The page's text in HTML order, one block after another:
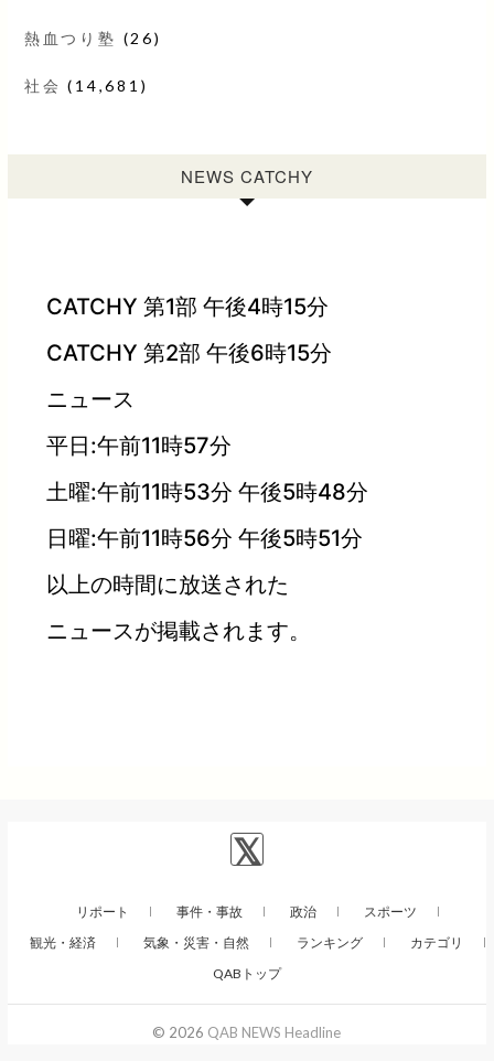
熱血つり塾 (26)
社会 (14,681)
NEWS CATCHY
CATCHY 第1部 午後4時15分
CATCHY 第2部 午後6時15分
ニュース
平日:午前11時57分
土曜:午前11時53分 午後5時48分
日曜:午前11時56分 午後5時51分
以上の時間に放送された
ニュースが掲載されます。
リポート 事件・事故 政治
スポーツ
観光・経済
気象・災害・自然 ランキング
カテゴリ
QABトップ
© 2026 QAB NEWS Headline